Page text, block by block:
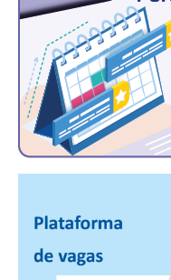
CONVÊNIOS
PLANO DE SAÚDE
SEESPPREV
CONSÓRCIOS
CAMPANHAS SALARIAIS
COMUNICAÇÃO
PALAVRA DO MURILO